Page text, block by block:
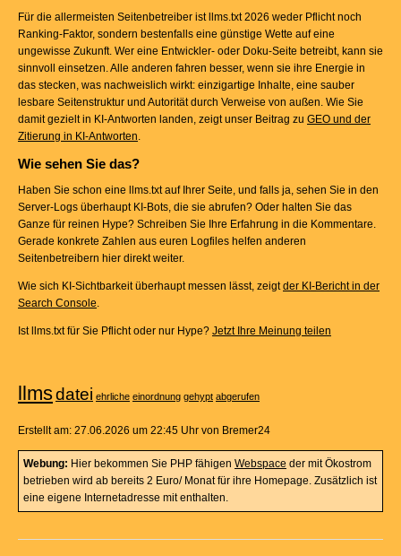
Für die allermeisten Seitenbetreiber ist llms.txt 2026 weder Pflicht noch
Ranking-Faktor, sondern bestenfalls eine günstige Wette auf eine
ungewisse Zukunft. Wer eine Entwickler- oder Doku-Seite betreibt, kann sie
sinnvoll einsetzen. Alle anderen fahren besser, wenn sie ihre Energie in
das stecken, was nachweislich wirkt: einzigartige Inhalte, eine sauber
lesbare Seitenstruktur und Autorität durch Verweise von außen. Wie Sie
damit gezielt in KI-Antworten landen, zeigt unser Beitrag zu GEO und der
Zitierung in KI-Antworten.
Wie sehen Sie das?
Haben Sie schon eine llms.txt auf Ihrer Seite, und falls ja, sehen Sie in den
Server-Logs überhaupt KI-Bots, die sie abrufen? Oder halten Sie das
Ganze für reinen Hype? Schreiben Sie Ihre Erfahrung in die Kommentare.
Gerade konkrete Zahlen aus euren Logfiles helfen anderen
Seitenbetreibern hier direkt weiter.
Wie sich KI-Sichtbarkeit überhaupt messen lässt, zeigtder KI-Bericht in der
Search Console.
Ist llms.txt für Sie Pflicht oder nur Hype? Jetzt Ihre Meinung teilen
llmsdatei ehrliche einordnung gehypt abgerufen
Erstellt am: 27.06.2026 um 22:45 Uhr von Bremer24
Webung: Hier bekommen Sie PHP fähigen Webspace der mit Ökostrom
betrieben wird ab bereits 2 Euro/ Monat für ihre Homepage. Zusätzlich ist
eine eigene Internetadresse mit enthalten.